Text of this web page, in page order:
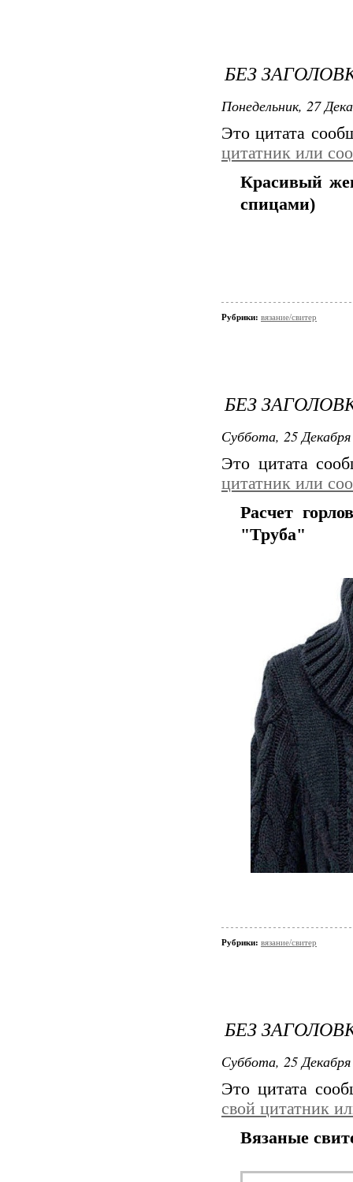
БЕЗ
Понедельник, 27
Это цитата
цитатник или
Красивый
спицами)
Рубрики: вязание/свитер
БЕЗ
Суббота, 25
Это цитата
цитатник или
Расчет
"Труба"
Рубрики: вязание/свитер
БЕЗ
Суббота, 25
Это цитата
свой цитатник
Вязаные